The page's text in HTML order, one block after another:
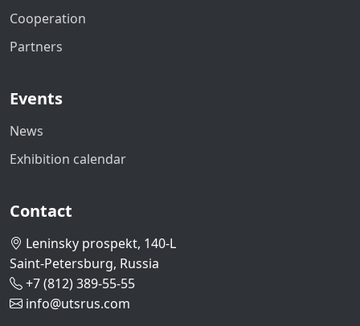
Cooperation
Partners
Events
News
Exhibition calendar
Contact
Leninsky prospekt, 140-L
Saint-Petersburg, Russia
+7 (812) 389-55-55
info@utsrus.com